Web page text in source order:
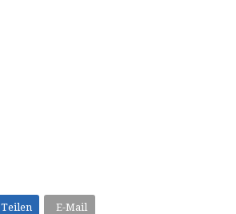
Teilen E-Mail